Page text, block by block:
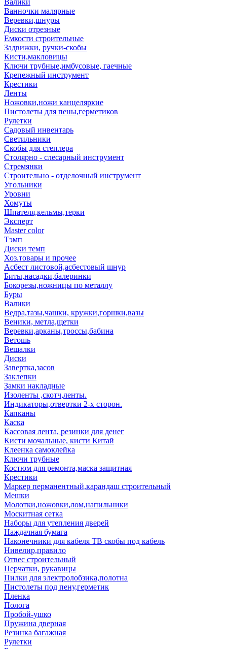
Валики
Ванночки малярные
Веревки,шнуры
Диски отрезные
Емкости строительные
Задвижки, ручки-скобы
Кисти,макловицы
Ключи трубные,имбусовые, гаечные
Крепежный инструмент
Крестики
Ленты
Ножовки,ножи канцеляркие
Пистолеты для пены,герметиков
Рулетки
Садовый инвентарь
Светильники
Скобы для степлера
Столярно - слесарный инструмент
Стремянки
Строительно - отделочный инструмент
Угольники
Уровни
Хомуты
Шпателя,кельмы,терки
Эксперт
Master color
Тэмп
Диски темп
Хоз.товары и прочее
Асбест листовой,асбестовый шнур
Биты,насадки,балеринки
Бокорезы,ножницы по металлу
Буры
Валики
Ведра,тазы,чашки, кружки,горшки,вазы
Веники, метла,щетки
Веревки,арканы,троссы,бабина
Ветошь
Вешалки
Диски
Завертка,засов
Заклепки
Замки накладные
Изоленты ,скотч,ленты.
Индикаторы,отвертки 2-х сторон.
Капканы
Каска
Кассовая лента, резинки для денег
Кисти мочальные, кисти Китай
Клеенка самоклейка
Ключи трубные
Костюм для ремонта,маска защитная
Крестики
Маркер перманентный,карандаш строительный
Мешки
Молотки,ножовки,лом,напильники
Москитная сетка
Наборы для утепления дверей
Наждачная бумага
Наконечники для кабеля ТВ скобы под кабель
Нивелир,правило
Отвес строительный
Перчатки, рукавицы
Пилки для электролобзика,полотна
Пистолеты под пену,герметик
Пленка
Полога
Пробой-ушко
Пружина дверная
Резинка багажная
Рулетки